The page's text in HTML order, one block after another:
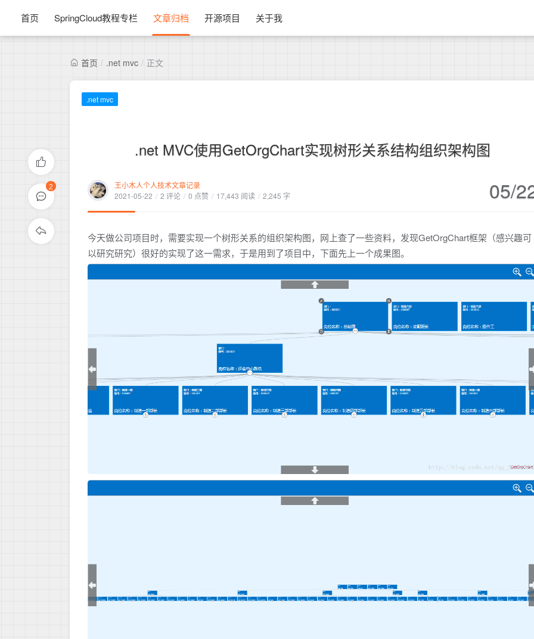
首页 SpringCloud教程专栏 文章归档 开源项目 关于我
首页 / .net mvc / 正文
.net mvc
.net MVC使用GetOrgChart实现树形关系结构组织架构图
王小木人个人技术文章记录
2021-05-22 / 2 评论 / 0 点赞 / 17,443 阅读 / 2,245 字 05/
今天做公司项目时，需要实现一个树形关系的组织架构图，网上查了一些资料，发现GetOrgChart框架（感兴趣可
以研究研究）很好的实现了这一需求，于是用到了项目中，下面先上一个成果图。
2